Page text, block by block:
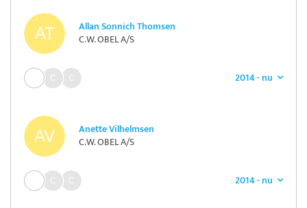
Allan Sonnich Thomsen
C.W. OBEL A/S
2014 - nu
Anette Vilhelmsen
C.W. OBEL A/S
2014 - nu